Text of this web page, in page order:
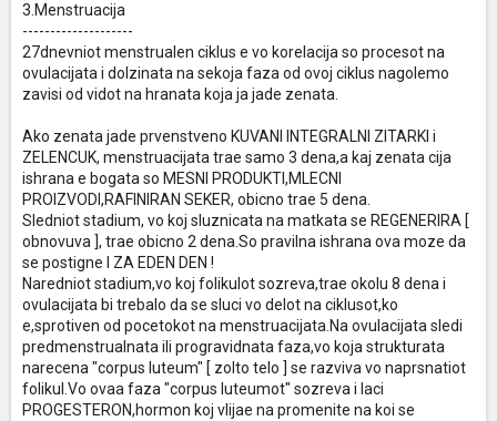
3.Menstruacija
--------------------
27dnevniot menstrualen ciklus e vo korelacija so procesot na
ovulacijata i dolzinata na sekoja faza od ovoj ciklus nagolemo
zavisi od vidot na hranata koja ja jade zenata.
Ako zenata jade prvenstveno KUVANI INTEGRALNI ZITARKI i
ZELENCUK, menstruacijata trae samo 3 dena,a kaj zenata cija
ishrana e bogata so MESNI PRODUKTI,MLECNI
PROIZVODI,RAFINIRAN SEKER, obicno trae 5 dena.
Sledniot stadium, vo koj sluznicata na matkata se REGENERIRA [
obnovuva ], trae obicno 2 dena.So pravilna ishrana ova moze da
se postigne I ZA EDEN DEN !
Naredniot stadium,vo koj folikulot sozreva,trae okolu 8 dena i
ovulacijata bi trebalo da se sluci vo delot na ciklusot,ko
e,sprotiven od pocetokot na menstruacijata.Na ovulacijata sledi
predmenstrualnata ili progravidnata faza,vo koja strukturata
narecena "corpus luteum" [ zolto telo ] se razviva vo naprsnatiot
folikul.Vo ovaa faza "corpus luteumot" sozreva i laci
PROGESTERON,hormon koj vlijae na promenite na koi se